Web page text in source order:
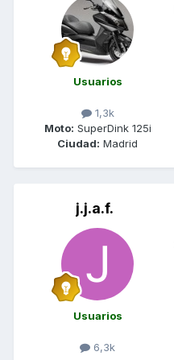
Usuarios
1,3k
Moto: SuperDink 125i
Ciudad: Madrid
j.j.a.f.
Usuarios
6,3k